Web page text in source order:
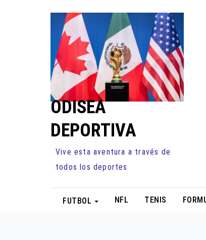
ODISEA
DEPORTIVA
Vive esta aventura a través de
todos los deportes
FUTBOL NFL TENIS